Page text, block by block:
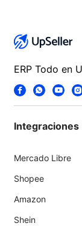
ERP Todo en
Integraciones
Mercado Libre
Shopee
Amazon
Shein